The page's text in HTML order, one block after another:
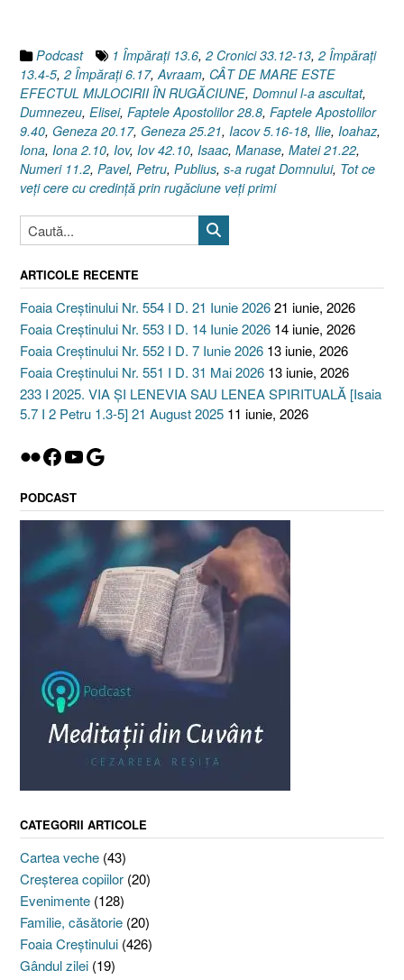
Podcast 1 Împăraţi 13.6, 2 Cronici 33.12-13, 2 Împăraţi
13.4-5, 2 Împăraţi 6.17, Avraam, CÂT DE MARE ESTE
EFECTUL MIJLOCIRII ÎN RUGĂCIUNE, Domnul l-a ascultat,
Dumnezeu, Elisei, Faptele Apostolilor 28.8, Faptele Apostolilor
9.40, Geneza 20.17, Geneza 25.21, Iacov 5.16-18, Ilie, Ioahaz,
Iona, Iona 2.10, Iov, Iov 42.10, Isaac, Manase, Matei 21.22,
Numeri 11.2, Pavel, Petru, Publius, s-a rugat Domnului, Tot ce
veţi cere cu credinţă prin rugăciune veţi primi
ARTICOLE RECENTE
Foaia Creștinului Nr. 554 I D. 21 Iunie 202621 iunie, 2026
Foaia Creștinului Nr. 553 I D. 14 Iunie 2026 14 iunie, 2026
Foaia Creștinului Nr. 552 I D. 7 Iunie 2026 13 iunie, 2026
Foaia Creștinului Nr. 551 I D. 31 Mai 2026 13 iunie, 2026
233 I 2025. VIA ȘI LENEVIA SAU LENEA SPIRITUALĂ [Isaia
5.7 I 2 Petru 1.3-5] 21 August 2025 11 iunie, 2026
Flickr
Facebook
YouTube
Google
PODCAST
CATEGORII ARTICOLE
Cartea veche (43)
Creşterea copiilor (20)
Evenimente (128)
Familie, căsătorie (20)
Foaia Creştinului (426)
Gândul zilei (19)